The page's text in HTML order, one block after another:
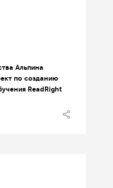
Альпина
по созданию
ReadRight